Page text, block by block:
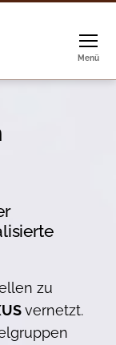
Menü
zu
vernetzt.